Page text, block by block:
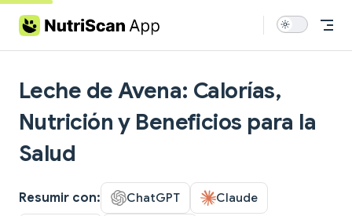
Skip to content
Leche de Avena: Calorías,
Nutrición y Beneficios para la
Salud
Resumir con: ChatGPT Claude